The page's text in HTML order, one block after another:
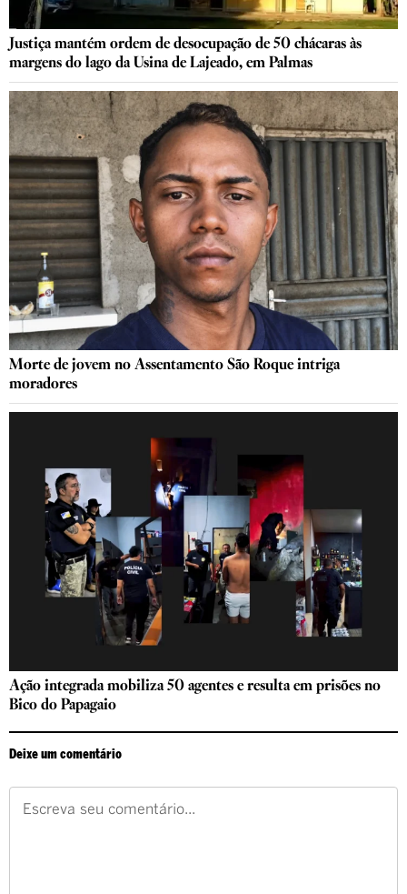
Justiça mantém ordem de desocupação de 50 chácaras às
margens do lago da Usina de Lajeado, em Palmas
Morte de jovem no Assentamento São Roque intriga
moradores
Ação integrada mobiliza 50 agentes e resulta em prisões no
Bico do Papagaio
Deixe um comentário